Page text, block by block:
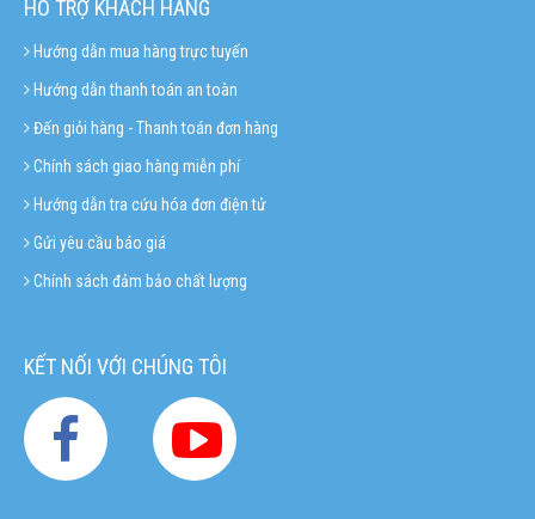
HỖ TRỢ KHÁCH HÀNG
Hướng dẫn mua hàng trực tuyến
Hướng dẫn thanh toán an toàn
Đến giỏi hàng - Thanh toán đơn hàng
Chính sách giao hàng miễn phí
Hướng dẫn tra cứu hóa đơn điện tử
Gửi yêu cầu báo giá
Chính sách đảm bảo chất lượng
KẾT NỐI VỚI CHÚNG TÔI